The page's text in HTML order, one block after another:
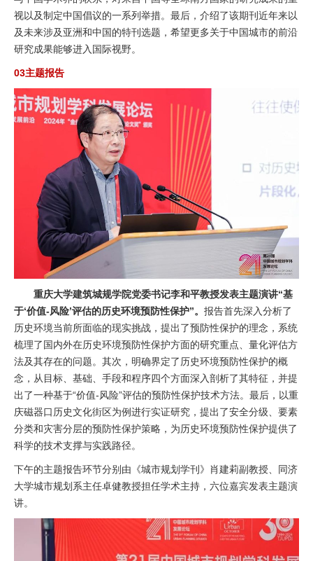
视以及制定中国倡议的一系列举措。最后，介绍了该期刊近年来以
及未来涉及亚洲和中国的特刊选题，希望更多关于中国城市的前沿
研究成果能够进入国际视野。
03主题报告
重庆大学建筑城规学院党委书记李和平教授发表主题演讲“基
于‘价值-风险’评估的历史环境预防性保护”。 报告首先深入分析了
历史环境当前所面临的现实挑战，提出了预防性保护的理念，系统
梳理了国内外在历史环境预防性保护方面的研究重点、量化评估方
法及其存在的问题。其次，明确界定了历史环境预防性保护的概
念，从目标、基础、手段和程序四个方面深入剖析了其特征，并提
出了一种基于“价值-风险”评估的预防性保护技术方法。最后，以重
庆磁器口历史文化街区为例进行实证研究，提出了安全分级、要素
分类和灾害分层的预防性保护策略，为历史环境预防性保护提供了
科学的技术支撑与实践路径。
下午的主题报告环节分别由《城市规划学刊》肖建莉副教授、同济
大学城市规划系主任卓健教授担任学术主持，六位嘉宾发表主题演
讲。